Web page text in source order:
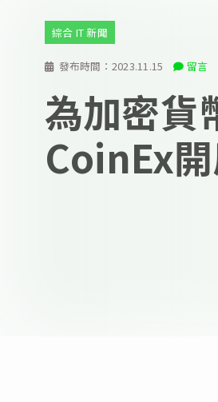
發布時間： 2023.11.15 留言
綜合 IT 新聞
為加密貨
CoinEx